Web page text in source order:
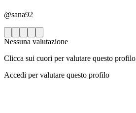
@sana92
Nessuna valutazione
Clicca sui cuori per valutare questo profilo
Accedi per valutare questo profilo